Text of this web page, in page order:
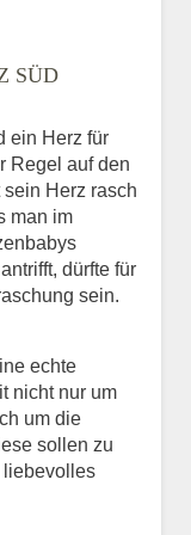
SÜD
ein Herz für
Regel auf den
Herz rasch
man im
dürfte für
sein.
echte
nicht nur um
um die
sollen zu
liebevolles